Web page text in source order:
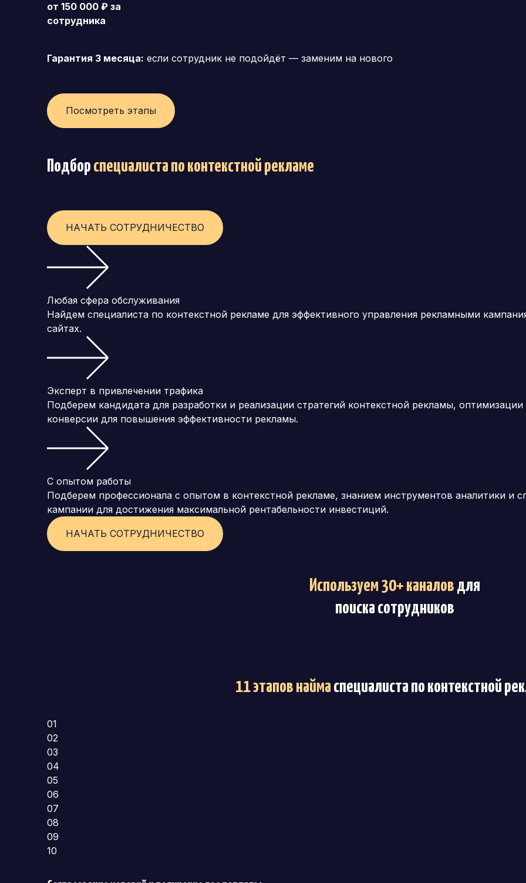
Франшиза
от 150 000 ₽ за
сотрудника
Гарантия 3 месяца: если сотрудник не подойдёт — заменим на нового
Посмотреть этапы
Подбор специалиста по контекстной рекламе
НАЧАТЬ СОТРУДНИЧЕСТВО
Любая сфера обслуживания
Найдем специалиста по контекстной рекламе для эффективного управления рекламными
сайтах.
Эксперт в привлечении трафика
Подберем кандидата для разработки и реализации стратегий контекстной рекламы,
конверсии для повышения эффективности рекламы.
С опытом работы
Подберем профессионала с опытом в контекстной рекламе, знанием инструментов аналитики и
кампании для достижения максимальной рентабельности инвестиций.
НАЧАТЬ СОТРУДНИЧЕСТВО
Используем 30+ каналов для
поиска сотрудников
11 этапов найма специалиста по контекстной
01
02
03
04
05
06
07
08
09
10